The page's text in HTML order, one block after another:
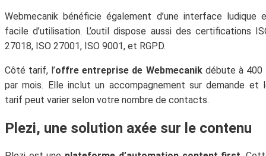
Webmecanik bénéficie également d’une interface ludique
facile d’utilisation. L’outil dispose aussi des certifications
27018, ISO 27001, ISO 9001, et RGPD.
Côté tarif, l’offre entreprise de Webmecanik débute à 400
par mois. Elle inclut un accompagnement sur demande et
tarif peut varier selon votre nombre de contacts.
Plezi, une solution axée sur le contenu